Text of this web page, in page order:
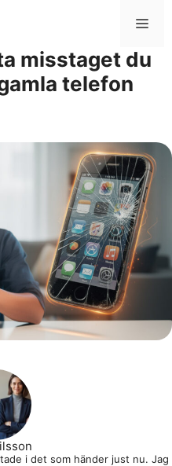
misstaget du
telefon
i det som händer just nu. Jag